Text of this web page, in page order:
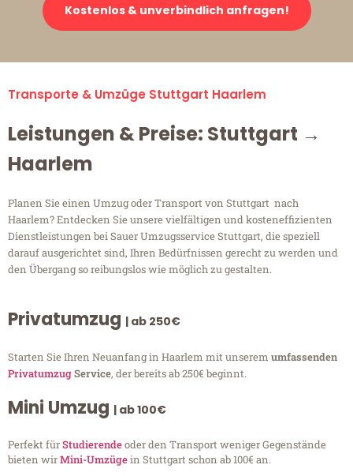
Kostenlos & unverbindlich anfragen!
Transporte & Umzüge Stuttgart Haarlem
Leistungen & Preise: Stuttgart →
Haarlem
Planen Sie einen Umzug oder Transport von Stuttgart nach
Haarlem? Entdecken Sie unsere vielfältigen und kosteneffizienten
Dienstleistungen bei Sauer Umzugsservice Stuttgart, die speziell
darauf ausgerichtet sind, Ihren Bedürfnissen gerecht zu werden und
den Übergang so reibungslos wie möglich zu gestalten.
Privatumzug | ab 250€
Starten Sie Ihren Neuanfang in Haarlem mit unserem umfassenden
PrivatumzugService, der bereits ab 250€ beginnt.
Mini Umzug | ab 100€
Perfekt fürStudierendeoder den Transport weniger Gegenstände
bieten wirMini-Umzügein Stuttgart schon ab 100€ an.